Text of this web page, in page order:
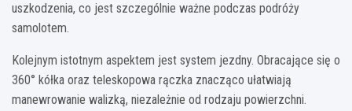
uszkodzenia, co jest szczególnie ważne podczas podróży
samolotem.
Kolejnym istotnym aspektem jest system jezdny. Obracające się o
360° kółka oraz teleskopowa rączka znacząco ułatwiają
manewrowanie walizką, niezależnie od rodzaju powierzchni.